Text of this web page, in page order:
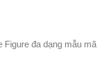
Figure đa dạng mẫu mã